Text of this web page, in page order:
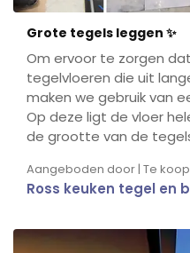
Grote tegels leggen ✨
Om ervoor te zorgen
tegelvloeren die uit
maken we gebruik van
Op deze ligt de vloer
de grootte van de
Aangeboden door | Te
Ross keuken tegel en